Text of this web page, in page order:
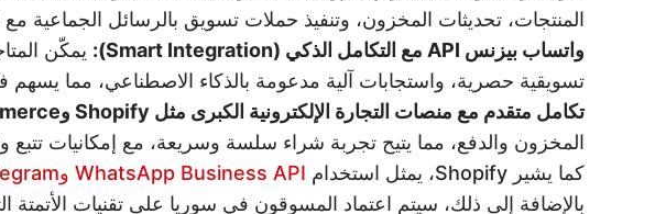
المنتجات، تحديثات المخزون، وتنفيذ حملات تسويق بالرسائل الجماعية
واتساب بيزنس API مع التكامل الذكي (Smart Integration):
يمكّن
تسويقية حصرية، واستجابات آلية مدعومة بالذكاء الاصطناعي، مما يسهم
تكامل متقدم مع منصات التجارة الإلكترونية الكبرى مثل Shopify وWooCommerce:
المخزون والدفع، مما يتيح تجربة شراء سلسة وسريعة، مع إمكانيات تتبع
كما يشير Shopify، يمثل استخدام